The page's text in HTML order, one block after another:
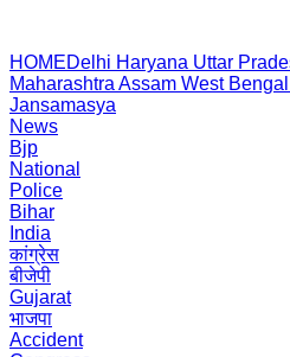
HOMEDelhi Haryana Uttar
Maharashtra Assam West Bengal
Jansamasya
News
Bjp
National
Police
Bihar
India
कांग्रेस
बीजेपी
Gujarat
भाजपा
Accident